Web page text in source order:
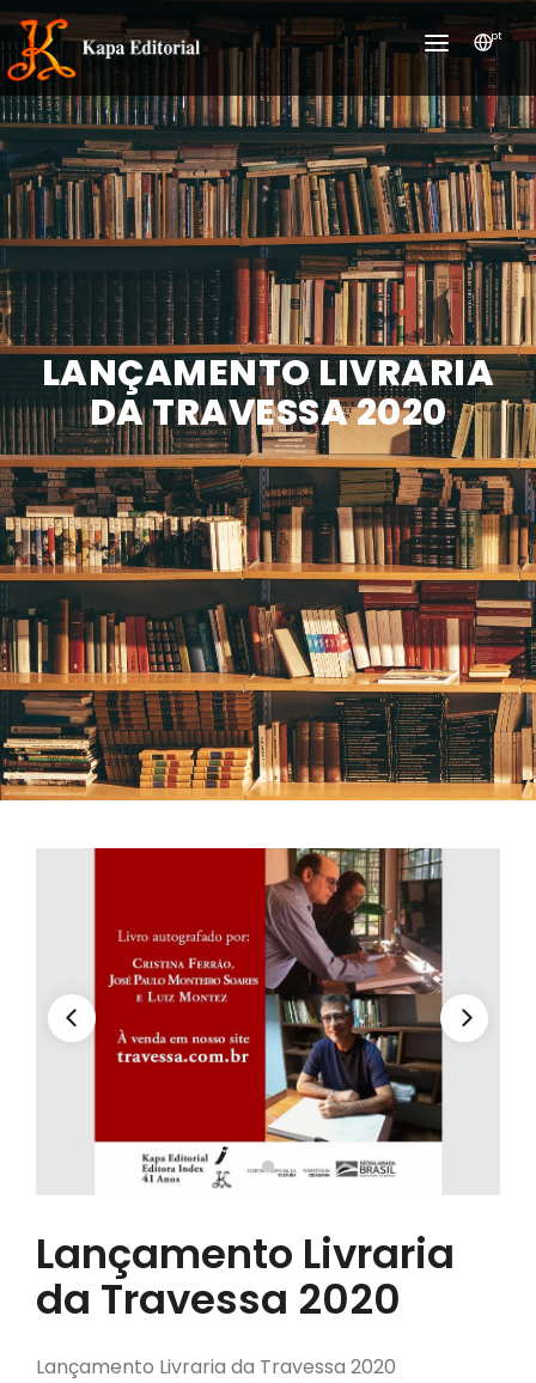
pt
INÍCIO
INSTITUCIONAL
NOTÍCIAS/LANÇAMENTOS
PRÊMIOS
TRABALHOS SOCIAIS
SERVIÇOS
ONDE COMPRAR
LIVROS ON-LINE
CONTATO
LANÇAMENTO LIVRARIA
DA TRAVESSA 2020
Lançamento Livraria
da Travessa 2020
Lançamento Livraria da Travessa 2020